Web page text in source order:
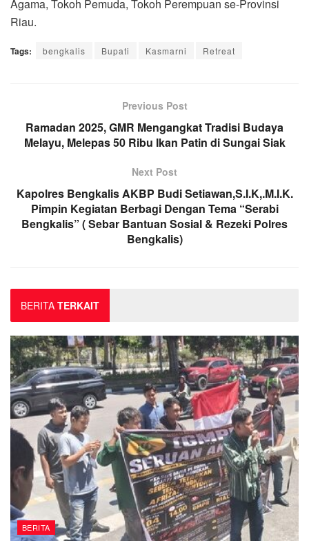
Agama, Tokoh Pemuda, Tokoh Perempuan se-Provinsi
Riau.
Tags: bengkalis Bupati Kasmarni Retreat
Previous Post
Ramadan 2025, GMR Mengangkat Tradisi Budaya
Melayu, Melepas 50 Ribu Ikan Patin di Sungai Siak
Next Post
Kapolres Bengkalis AKBP Budi Setiawan,S.I.K,.M.I.K.
Pimpin Kegiatan Berbagi Dengan Tema “Serabi
Bengkalis” ( Sebar Bantuan Sosial & Rezeki Polres
Bengkalis)
BERITA TERKAIT
BERITA